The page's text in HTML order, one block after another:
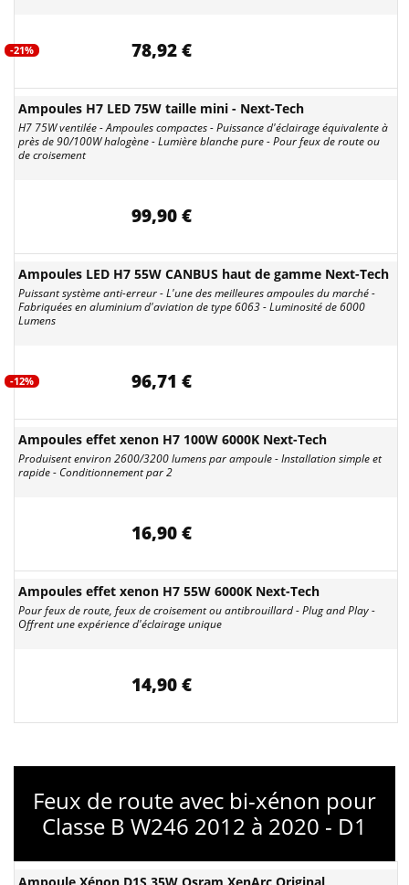
-21% 78,92 €
Ampoules H7 LED 75W taille mini - Next-Tech
H7 75W ventilée - Ampoules compactes - Puissance d'éclairage équivalente à
près de 90/100W halogène - Lumière blanche pure - Pour feux de route ou
de croisement
99,90 €
Ampoules LED H7 55W CANBUS haut de gamme Next-Tech
Puissant système anti-erreur - L'une des meilleures ampoules du marché -
Fabriquées en aluminium d'aviation de type 6063 - Luminosité de 6000
Lumens
-12% 96,71 €
Ampoules effet xenon H7 100W 6000K Next-Tech
Produisent environ 2600/3200 lumens par ampoule - Installation simple et
rapide - Conditionnement par 2
16,90 €
Ampoules effet xenon H7 55W 6000K Next-Tech
Pour feux de route, feux de croisement ou antibrouillard - Plug and Play -
Offrent une expérience d'éclairage unique
14,90 €
Feux de route avec bi-xénon pour
Classe B W246 2012 à 2020 - D1